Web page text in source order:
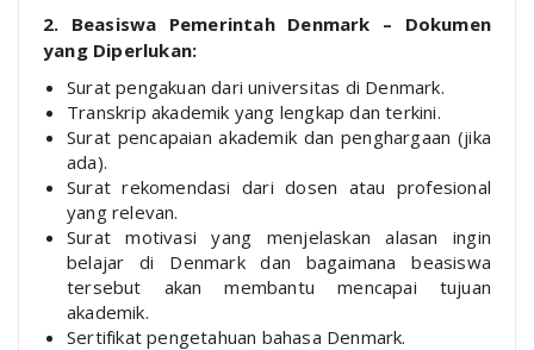
2. Beasiswa Pemerintah Denmark – Dokumen
yang Diperlukan:
Surat pengakuan dari universitas di Denmark.
Transkrip akademik yang lengkap dan terkini.
Surat pencapaian akademik dan penghargaan (jika
ada).
Surat rekomendasi dari dosen atau profesional
yang relevan.
Surat motivasi yang menjelaskan alasan ingin
belajar di Denmark dan bagaimana beasiswa
tersebut akan membantu mencapai tujuan
akademik.
Sertifikat pengetahuan bahasa Denmark.